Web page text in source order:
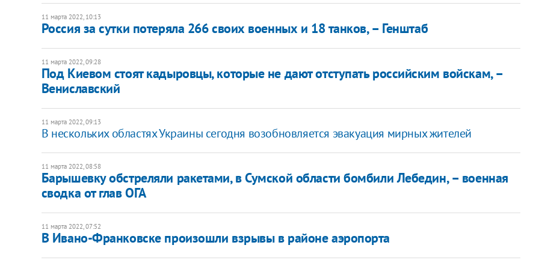
11 марта 2022, 10:13
Россия за сутки потеряла 266 своих военных и 18 танков, – Генштаб
11 марта 2022, 09:28
Под Киевом стоят кадыровцы, которые не дают отступать российским войскам, –
Вениславский
11 марта 2022, 09:13
В нескольких областях Украины сегодня возобновляется эвакуация мирных жителей
11 марта 2022, 08:58
Барышевку обстреляли ракетами, в Сумской области бомбили Лебедин, – военная
сводка от глав ОГА
11 марта 2022, 07:52
В Ивано-Франковске произошли взрывы в районе аэропорта